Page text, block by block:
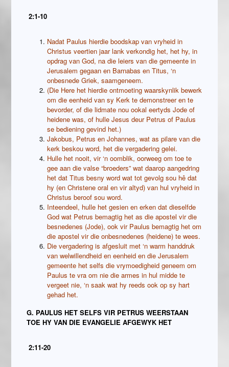
2:1-10
Nadat Paulus hierdie boodskap van vryheid in
Christus veertien jaar lank verkondig het, het hy, in
opdrag van God, na die leiers van die gemeente in
Jerusalem gegaan en Barnabas en Titus, ‘n
onbesnede Griek, saamgeneem.
(Die Here het hierdie ontmoeting waarskynlik bewerk
om die eenheid van sy Kerk te demonstreer en te
bevorder, of die lidmate nou ookal eertyds Jode of
heidene was, of hulle Jesus deur Petrus of Paulus
se bediening gevind het.)
Jakobus, Petrus en Johannes, wat as pilare van die
kerk beskou word, het die vergadering gelei.
Hulle het nooit, vir ‘n oomblik, oorweeg om toe te
gee aan die valse “broeders” wat daarop aangedring
het dat Titus besny word wat tot gevolg sou hê dat
hy (en Christene oral en vir altyd) van hul vryheid in
Christus beroof sou word.
Inteendeel, hulle het gesien en erken dat dieselfde
God wat Petrus bemagtig het as die apostel vir die
besnedenes (Jode), ook vir Paulus bemagtig het om
die apostel vir die onbesnedenes (heidene) te wees.
Die vergadering is afgesluit met ‘n warm handdruk
van welwillendheid en eenheid en die Jerusalem
gemeente het selfs die vrymoedigheid geneem om
Paulus te vra om nie die armes in hul midde te
vergeet nie, ‘n saak wat hy reeds ook op sy hart
gehad het.
G. PAULUS HET SELFS VIR PETRUS WEERSTAAN
TOE HY VAN DIE EVANGELIE AFGEWYK HET
2:11-20